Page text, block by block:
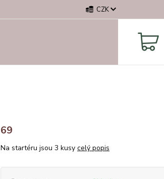
CZK
69
Na startéru jsou 3 kusy celý popis